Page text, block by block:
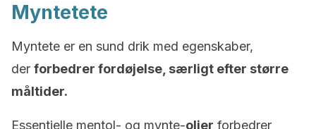
Myntetete
Myntete er en sund drik med egenskaber,
der forbedrer fordøjelse, særligt efter større
måltider.
Essentielle mentol- og mynte-olier forbedrer